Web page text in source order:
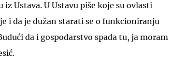
Ustava. U Ustavu piše koje su ovlasti
i da je dužan starati se o funkcioniranju
da i gospodarstvo spada tu, ja moram